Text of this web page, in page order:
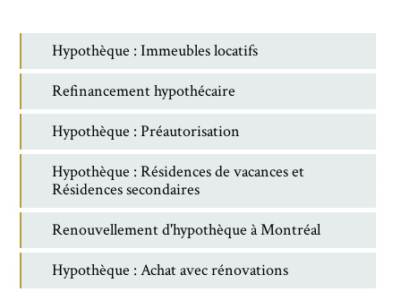
Hypothèque : Immeubles locatifs
Refinancement hypothécaire
Hypothèque : Préautorisation
Hypothèque : Résidences de vacances et
Résidences secondaires
Renouvellement d'hypothèque à Montréal
Hypothèque : Achat avec rénovations